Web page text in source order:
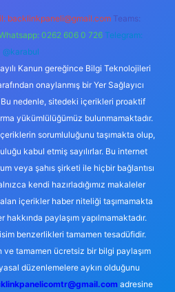
backlinkpaneli@gmail.com Teams:
0262 606 0 726 Telegram:
@karabul
Kanun gereğince Bilgi Teknolojileri
onaylanmış bir Yer Sağlayıcı
nedenle, sitedeki içerikleri proaktif
yükümlülüğümüz bulunmamaktadır.
sorumluluğunu taşımakta olup,
kabul etmiş sayılırlar. Bu internet
veya şahıs şirketi ile hiçbir bağlantısı
kendi hazırladığımız makaleler
içerikler haber niteliği taşımamakta
paylaşım yapılmamaktadır.
benzerlikleri tamamen tesadüfidir.
ve tamamen ücretsiz bir bilgi paylaşım
düzenlemelere aykırı olduğunu
adresine